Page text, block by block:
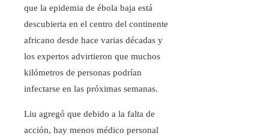
que la epidemia de ébola baja está
descubierta en el centro del continente
africano desde hace varias décadas y
los expertos advirtieron que muchos
kilómetros de personas podrían
infectarse en las próximas semanas.
Liu agregó que debido a la falta de
acción, hay menos médico personal